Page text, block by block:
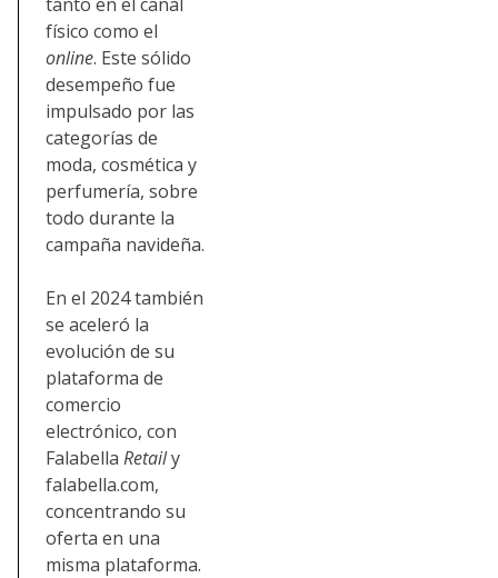
físico como el
online. Este sólido
desempeño fue
impulsado por las
categorías de
moda, cosmética y
perfumería, sobre
todo durante la
campaña navideña.
En el 2024 también
se aceleró la
evolución de su
plataforma de
comercio
electrónico, con
Falabella Retaily
falabella.com,
concentrando su
oferta en una
misma plataforma.